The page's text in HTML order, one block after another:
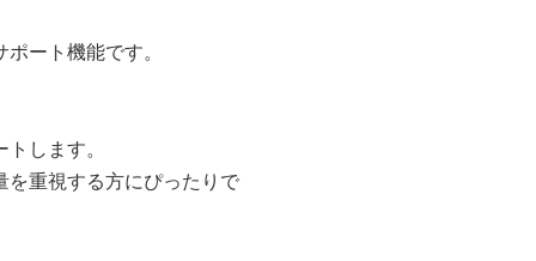
ート機能です。
します。
重視する方にぴったりで